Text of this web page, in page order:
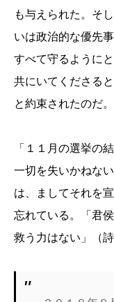
も与えられた。そ
いは政治的な優先
すべて守るように
共にいてくださる
と約束されたのだ。
「１１月の選挙の
一切を失いかねな
は、ましてそれを
忘れている。「君
救う力はない」（